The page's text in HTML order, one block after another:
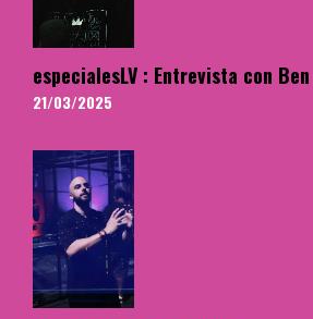
especialesLV : Entrevista con
21/03/2025